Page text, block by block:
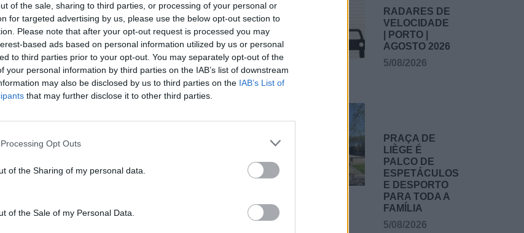
of the sale, sharing to third parties, or processing of your personal or
for targeted advertising by us, please use the below opt-out section to
Please note that after your opt-out request is processed you may
based ads based on personal information utilized by us or personal
to third parties prior to your opt-out. You may separately opt-out of the
your personal information by third parties on the IAB’s list of downstream
may also be disclosed by us to third parties on the IAB’s List of
that may further disclose it to other third parties.
Opt Outs
of the Sharing of my personal data.
of the Sale of my Personal Data.
RADARES DE
VELOCIDADE
| PORTO |
AGOSTO 2026
5/08/2026
PRAÇA DE
LIÈGE É
PALCO DE
ESPETÁCULOS
E DESPORTO
PARA TODA A
FAMÍLIA
5/08/2026